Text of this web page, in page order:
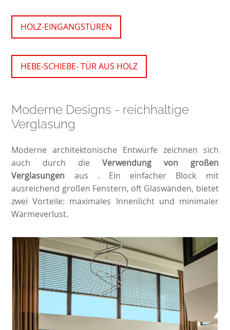
HOLZ-EINGANGSTÜREN
HEBE-SCHIEBE- TÜR AUS HOLZ
Moderne Designs - reichhaltige
Verglasung
Moderne architektonische Entwürfe zeichnen sich
auch durch die Verwendung von großen
Verglasungen aus . Ein einfacher Block mit
ausreichend großen Fenstern, oft Glaswänden, bietet
zwei Vorteile: maximales Innenlicht und minimaler
Wärmeverlust.